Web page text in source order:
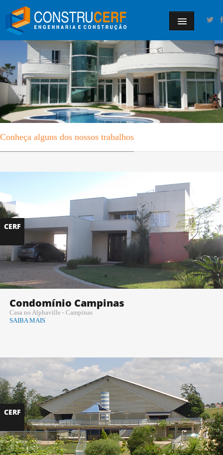
Conheça alguns dos nossos trabalhos
CERF
Condomínio Campinas
Casa no Alphaville - Campinas
SAIBA MAIS
CERF